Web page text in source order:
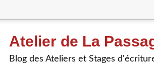
Atelier de La
Blog des Ateliers et Stages